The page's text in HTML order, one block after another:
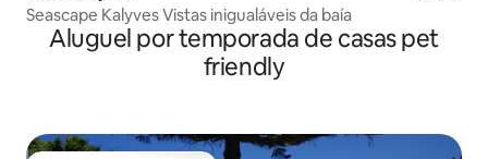
Seascape Kalyves Vistas inigualáveis da baía
Aluguel por temporada de casas pet
friendly